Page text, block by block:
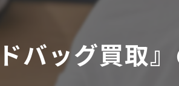
バッグ買取